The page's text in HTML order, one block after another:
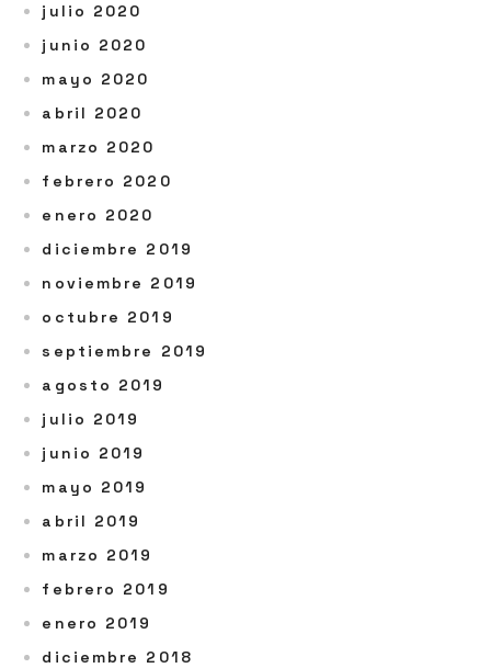
julio 2020
junio 2020
mayo 2020
abril 2020
marzo 2020
febrero 2020
enero 2020
diciembre 2019
noviembre 2019
octubre 2019
septiembre 2019
agosto 2019
julio 2019
junio 2019
mayo 2019
abril 2019
marzo 2019
febrero 2019
enero 2019
diciembre 2018